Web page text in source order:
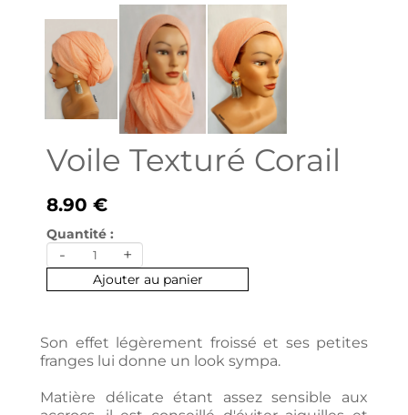
Voile Texturé Corail
8.90 €
Quantité :
- +
Ajouter au panier
Son effet légèrement froissé et ses petites
franges lui donne un look sympa.
Matière délicate étant assez sensible aux